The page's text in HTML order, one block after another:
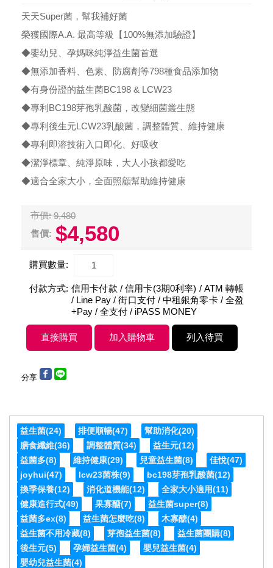
天天Super菌，幫我補好菌
榮獲國際A.A. 最高等級【100%無添加驗證】
◆嬰幼兒、孕媽咪純淨益生菌首選
◆無添加香料、色素、防腐劑等798種食品添加物
◆有身份證的益生菌BC198 & LCW23
◆專利BC198芽孢乳酸菌，改變細菌叢生態
◆專利後生元LCW23乳酸菌，調整體質、維持健康
◆專利即溶技術入口即化、好吸收
◆潔淨標章、純淨原味，大人小孩都愛吃
◆適合全家大小，全面照顧幫助維持健康
市價: 9,480
售價: $4,580
購買數量:
付款方式: 信用卡付款 / 信用卡(3期0利率) / ATM 轉帳
/ Line Pay / 街口支付 / 中租銀角零卡 / 全盈
+Pay / 全支付 / iPASS MONEY
分享
益生菌(24) 排便順暢(47) 幫助消化(20)
膳食纖維(36) 調整體質(34) 益生元(12)
益菌多(8) 維持健康(29) 兒童益生菌(8) 佳悅(47)
joyhui(47) lcw23菌株(9) bc198芽孢乳酸菌(12)
換季保養(12) 消化道機能(12) 全家大小適用(11)
健康進行式(49) 果寡醣(7) 益生菌super(8)
益菌多ex(8) 益生菌怎麼吃(8) 木寡醣(4)
益生菌不用冷藏(8) 芽孢益生菌(8) 益生菌團購(8)
後生元(5) 孕婦益生菌(4) 嬰兒益生菌(4)
嬰幼兒益生菌(4)